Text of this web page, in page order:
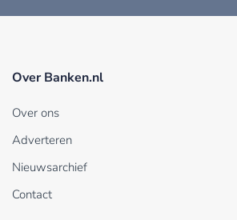
Over Banken.nl
Over ons
Adverteren
Nieuwsarchief
Contact